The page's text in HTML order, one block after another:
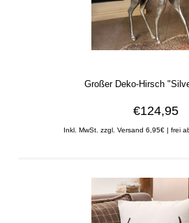
Großer Deko-Hirsch
€124,95
Inkl. MwSt. zzgl. Versand 6,95€ | frei